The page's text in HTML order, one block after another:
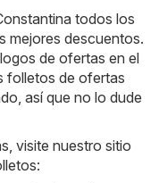
todos los
mejores descuentos.
de ofertas en el
folletos de ofertas
así que no lo dude
visite nuestro sitio